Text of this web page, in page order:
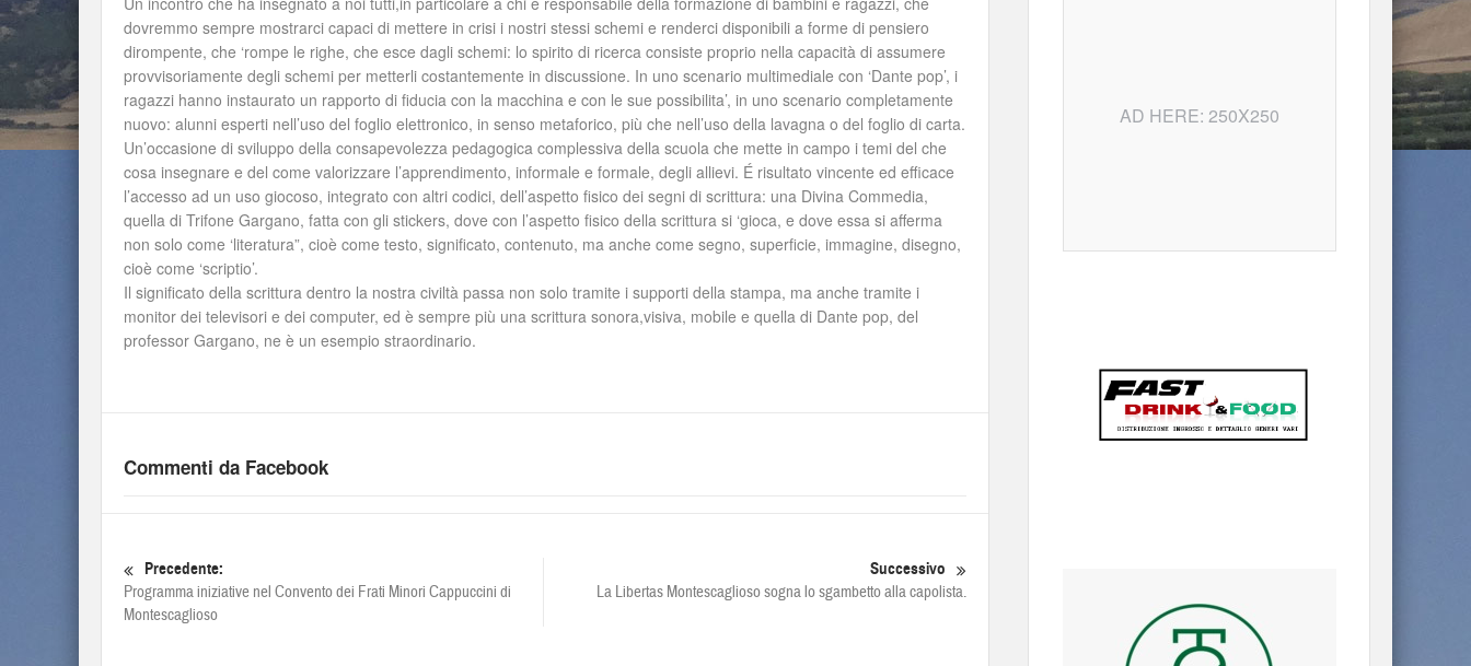
dovremmo sempre mostrarci capaci di mettere in crisi i nostri stessi schemi e renderci disponibili a forme di pensiero
dirompente, che ‘rompe le righe, che esce dagli schemi: lo spirito di ricerca consiste proprio nella capacità di assumere
provvisoriamente degli schemi per metterli costantemente in discussione. In uno scenario multimediale con ‘Dante pop’, i
ragazzi hanno instaurato un rapporto di fiducia con la macchina e con le sue possibilita’, in uno scenario completamente
nuovo: alunni esperti nell’uso del foglio elettronico, in senso metaforico, più che nell’uso della lavagna o del foglio di carta.
Un’occasione di sviluppo della consapevolezza pedagogica complessiva della scuola che mette in campo i temi del che
cosa insegnare e del come valorizzare l’apprendimento, informale e formale, degli allievi. É risultato vincente ed efficace
l’accesso ad un uso giocoso, integrato con altri codici, dell’aspetto fisico dei segni di scrittura: una Divina Commedia,
quella di Trifone Gargano, fatta con gli stickers, dove con l’aspetto fisico della scrittura si ‘gioca, e dove essa si afferma
non solo come ‘literatura”, cioè come testo, significato, contenuto, ma anche come segno, superficie, immagine, disegno,
cioè come ‘scriptio’.
Il significato della scrittura dentro la nostra civiltà passa non solo tramite i supporti della stampa, ma anche tramite i
monitor dei televisori e dei computer, ed è sempre più una scrittura sonora,visiva, mobile e quella di Dante pop, del
professor Gargano, ne è un esempio straordinario.
Commenti da Facebook
Precedente:
Programma iniziative nel Convento dei Frati Minori Cappuccini di
Montescaglioso
Successivo
La Libertas Montescaglioso sogna lo sgambetto alla capolista.
AD HERE: 250X250